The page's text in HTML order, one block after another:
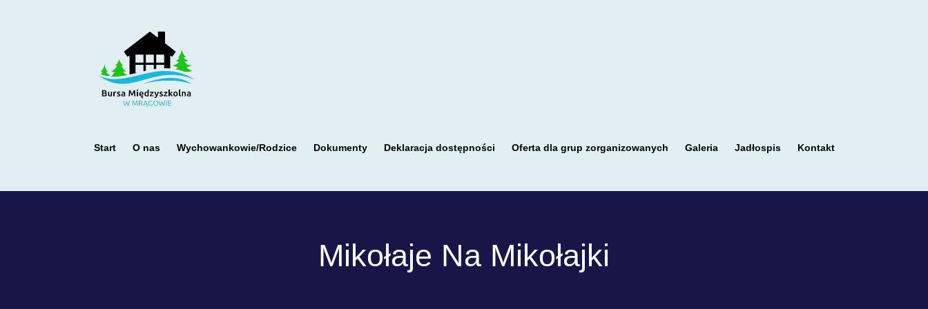
Start O nas Wychowankowie/Rodzice Dokumenty Deklaracja dostępności Oferta dla grup zorganizowanych Galeria Jadłospis Kontakt
Mikołaje Na Mikołajki